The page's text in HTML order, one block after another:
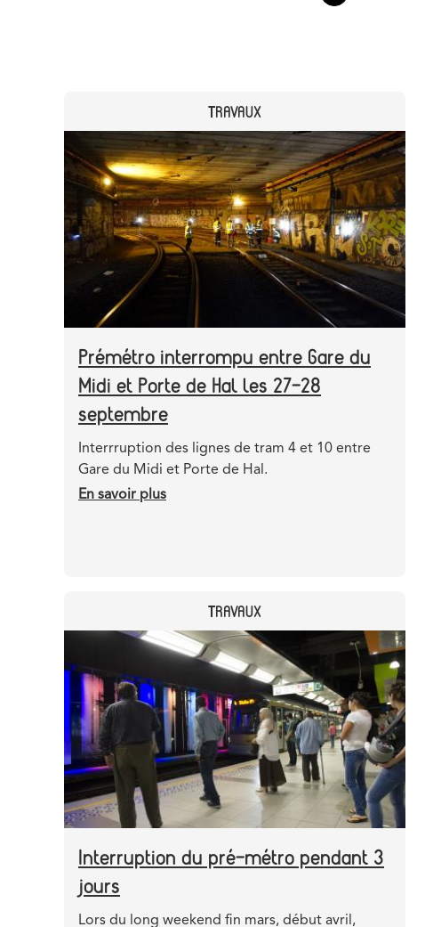
TRAVAUX
image
Prémétro interrompu entre Gare du
Midi et Porte de Hal les 27-28
septembre
Teaser
Interrruption des lignes de tram 4 et 10 entre
Gare du Midi et Porte de Hal.
En savoir plus
et
Porte
de
Hal
les
27-
28
septembre
TRAVAUX
image
Interruption du pré-métro pendant 3
jours
Teaser
Lors du long weekend fin mars, début avril,